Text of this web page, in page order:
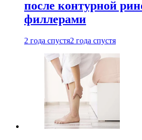
после контурной
филлерами
2 года спустя2 года спустя